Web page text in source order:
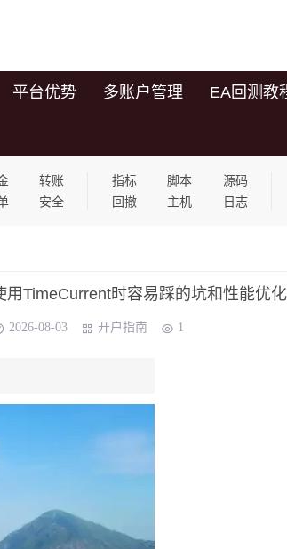
平台优势 多账户管理 EA回测教
转账
安全
指标 脚本
源码
回撤
主机 日志
TimeCurrent时容易踩的坑和性能优化
2026-08-03 开户指南 1